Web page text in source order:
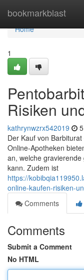
bookmarkblast
Home
Home
1
Risiken
kathrynwzrx542019
Der Kauf von
Online-Apotheken
an, welche
kann. Zudem ist
https://
online-kaufen-risiken-
Comments
Comments
Submit a Comment
No HTML